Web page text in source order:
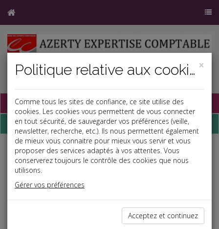
Base documentaire
Dépêches
Liste des dernières dépêches
Fiscal TPE
L'administration fiscale ne peut, sauf exceptions, procéder à
×
Politique relative aux cookies
Comme tous les sites de confiance, ce site utilise des
cookies. Les cookies vous permettent de vous connecter
en tout sécurité, de sauvegarder vos préférences (veille,
newsletter, recherche, etc.). Ils nous permettent également
de mieux vous connaitre pour mieux vous servir et vous
proposer des services adaptés à vos attentes. Vous
conserverez toujours le contrôle des cookies que nous
utilisons.
Gérer vos préférences
Acceptez et continuez